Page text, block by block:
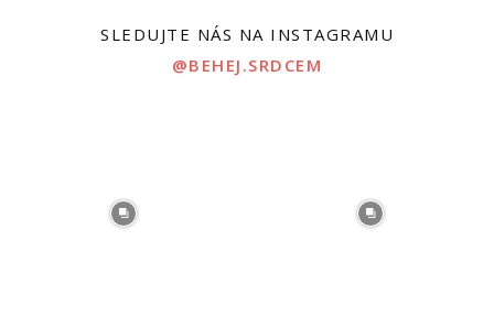
SLEDUJTE NÁS NA INSTAGRAMU
@BEHEJ.SRDCEM